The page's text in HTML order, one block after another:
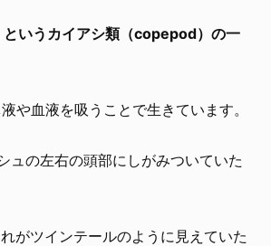
いうカイアシ類（copepod）の一
や血液を吸うことで生きています。
ュの左右の頭部にしがみついていた
がツインテールのように見えていた